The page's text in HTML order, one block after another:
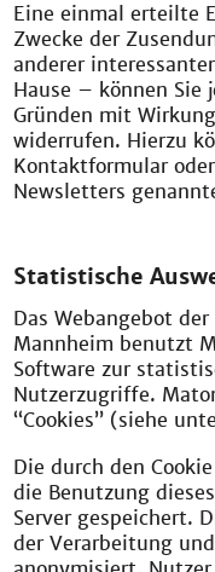
Eine einmal erteilte
Zwecke der
anderer
Hause – können Sie
Gründen mit
widerrufen. Hierzu
Kontaktformular
Newsletters
Statistische
Das Webangebot
Mannheim benutzt
Software zur
Nutzerzugriffe.
“Cookies” (siehe
Die durch den
die Benutzung
Server gespeichert.
der Verarbeitung